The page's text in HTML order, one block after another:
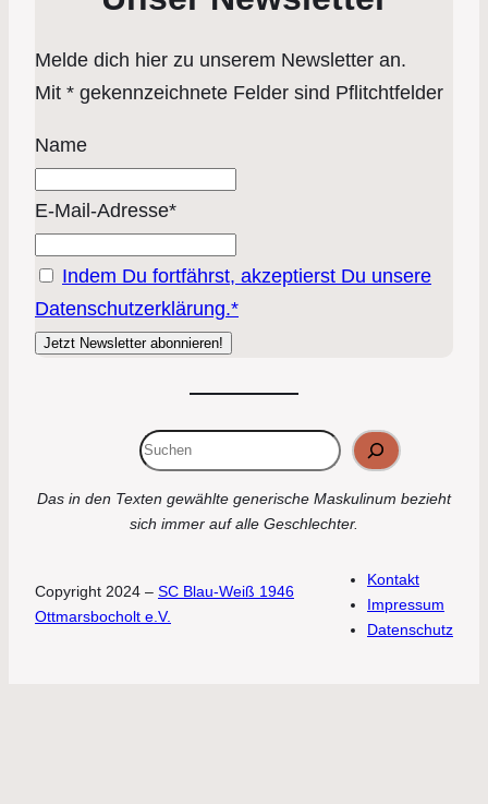
Melde dich hier zu unserem Newsletter an.
Mit * gekennzeichnete Felder sind Pflitchtfelder
Name
E-Mail-Adresse*
Indem Du fortfährst, akzeptierst Du unsere
Datenschutzerklärung.*
Das in den Texten gewählte generische Maskulinum bezieht
sich immer auf alle Geschlechter.
Copyright 2024 – SC Blau-Weiß 1946
Ottmarsbocholt e.V.
Kontakt
Impressum
Datenschutz